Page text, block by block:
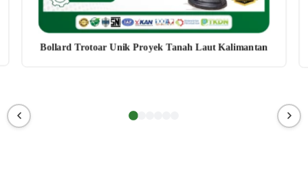
Bollard Trotoar Unik Proyek Tanah Laut Kalimantan